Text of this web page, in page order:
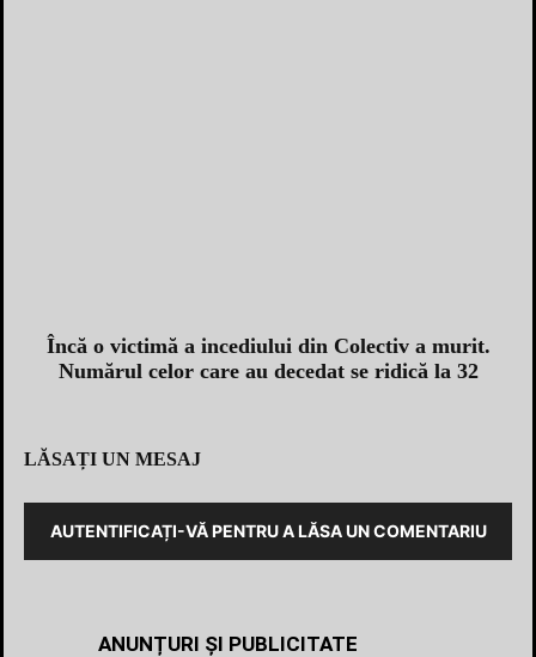
Încă o victimă a incediului din Colectiv a murit.
Numărul celor care au decedat se ridică la 32
LĂSAȚI UN MESAJ
AUTENTIFICAȚI-VĂ PENTRU A LĂSA UN COMENTARIU
ANUNȚURI ȘI PUBLICITATE